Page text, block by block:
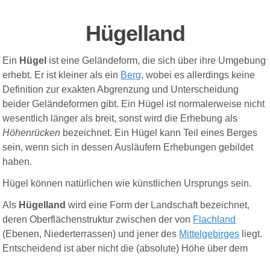
Hügelland
Ein Hügel ist eine Geländeform, die sich über ihre Umgebung
erhebt. Er ist kleiner als ein Berg, wobei es allerdings keine
Definition zur exakten Abgrenzung und Unterscheidung
beider Geländeformen gibt. Ein Hügel ist normalerweise nicht
wesentlich länger als breit, sonst wird die Erhebung als
Höhenrücken bezeichnet. Ein Hügel kann Teil eines Berges
sein, wenn sich in dessen Ausläufern Erhebungen gebildet
haben.
Hügel können natürlichen wie künstlichen Ursprungs sein.
Als Hügelland wird eine Form der Landschaft bezeichnet,
deren Oberflächenstruktur zwischen der von Flachland
(Ebenen, Niederterrassen) und jener des Mittelgebirges liegt.
Entscheidend ist aber nicht die (absolute) Höhe über dem